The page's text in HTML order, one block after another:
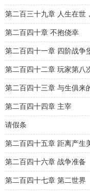
第二百三十九章 人生在世
第二百四十章 不抱侥幸
第二百四十一章 四阶战争
第二百四十二章 玩家第八
第二百四十三章 与生俱来
第二百四十四章 主宰
请假条
第二百四十五章 距离产生
第二百四十六章 战争准备
第二百四十七章 第二世界